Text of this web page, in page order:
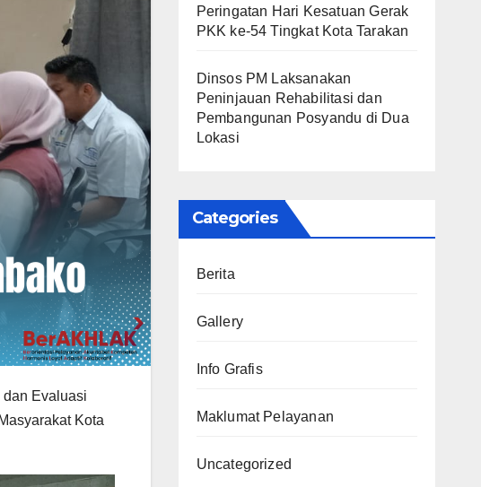
dan Evaluasi
Kota
Peringatan Hari Kesatuan Gerak
PKK ke-54 Tingkat Kota Tarakan
Dinsos PM Laksanakan
Peninjauan Rehabilitasi dan
Pembangunan Posyandu di Dua
Lokasi
Categories
Berita
Gallery
Info Grafis
Maklumat Pelayanan
Uncategorized